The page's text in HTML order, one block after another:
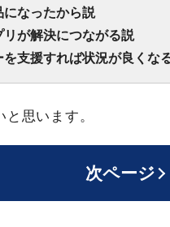
なったから説
が解決につながる説
支援すれば状況が良くな
思います。
次ページ